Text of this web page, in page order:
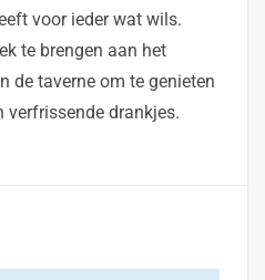
voor ieder wat wils.
te brengen aan het
de taverne om te genieten
verfrissende drankjes.